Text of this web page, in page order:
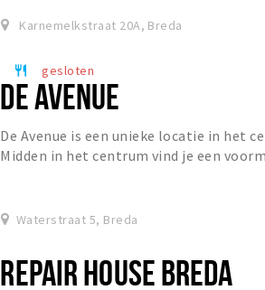
Karnemelkstraat 20A, Breda
restaurant gesloten
DE AVENUE
De Avenue is een unieke locatie in het
Midden in het centrum vind je een
Waterstraat 5, Breda
REPAIR HOUSE BREDA